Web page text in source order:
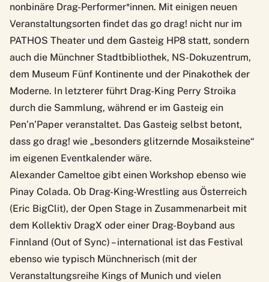
nonbinäre Drag-Performer*innen. Mit einigen neuen
Veranstaltungsorten findet das go drag! nicht nur im
PATHOS Theater und dem Gasteig HP8 statt, sondern
auch die Münchner Stadtbibliothek, NS-Dokuzentrum,
dem Museum Fünf Kontinente und der Pinakothek der
Moderne. In letzterer führt Drag-King Perry Stroika
durch die Sammlung, während er im Gasteig ein
Pen’n’Paper veranstaltet. Das Gasteig selbst betont,
dass go drag! wie „besonders glitzernde Mosaiksteine“
im eigenen Eventkalender wäre.
Alexander Cameltoe gibt einen Workshop ebenso wie
Pinay Colada. Ob Drag-King-Wrestling aus Österreich
(Eric BigClit), der Open Stage in Zusammenarbeit mit
dem Kollektiv DragX oder einer Drag-Boyband aus
Finnland (Out of Sync) – international ist das Festival
ebenso wie typisch Münchnerisch (mit der
Veranstaltungsreihe Kings of Munich und vielen